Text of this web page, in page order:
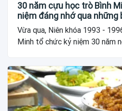
30 năm cựu học trò Bình
niệm đáng nhớ qua những
Vừa qua, Niên khóa 1993 -
Minh tổ chức kỷ niệm 30 năm